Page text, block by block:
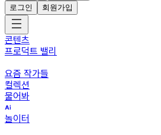
로그인
회원가입
콘텐츠
프로덕트 밸리
요즘 작가들
컬렉션
물어봐
놀이터